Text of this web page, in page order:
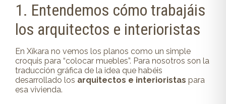
1. Entendemos cómo trabajáis
los arquitectos e interioristas
En Xíkara no vemos los planos como un simple
croquis para “colocar muebles”. Para nosotros son la
traducción gráfica de la idea que habéis
desarrollado los arquitectos e interioristas para
esa vivienda.